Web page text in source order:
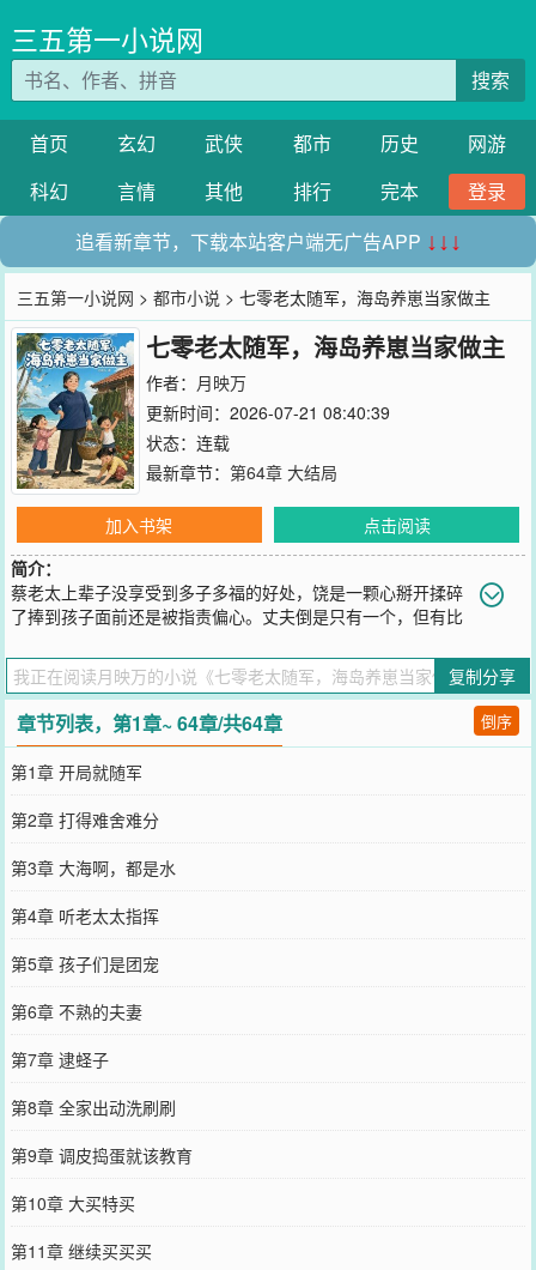
三五第一小说网
搜索
首页 玄幻 武侠 都市 历史
网游
科幻
言情 其他 排行 完本
登录
追看新章节，下载本站客户端无广告APP ↓↓↓
三五第一小说网 >都市小说 > 七零老太随军，海岛养崽当家做主
七零老太随军，海岛养崽当家做主
作者： 月映万
更新时间：2026-07-21 08:40:39
状态：连载
最新章节： 第64章 大结局
加入书架
点击阅读
简介：
蔡老太上辈子没享受到多子多福的好处，饶是一颗心掰开揉碎
了捧到孩子面前还是被指责偏心。丈夫倒是只有一个，但有比
母啊！蔡老太不再雨露均沾，押宝大儿子随迁海岛。闲时养养幼崽，
赶赶海，种种地。糟老头子也一边去，伺候男人不如建设祖国。忙时
两眼一睁就是干啊，拼搏啊，奋斗啊渐渐好像有哪里不对？咦，本已
经离了心的其他孩子哭唧唧的求原谅呦，靠着上辈子的记忆，小老太
一个不留神成了建设海岛主力军，名声都传到首都啦~这辈子，换个活
法的蔡老太舒坦了。
您要是觉得《 七零老太随军，海岛养崽当家做主
忘记向您QQ群和微博微信里的朋友推荐哦！
复制分享
章节列表，第1章~ 64章/共64章 倒序
第1章 开局就随军
第2章 打得难舍难分
第3章 大海啊，都是水
第4章 听老太太指挥
第5章 孩子们是团宠
第6章 不熟的夫妻
第7章 逮蛏子
第8章 全家出动洗刷刷
第9章 调皮捣蛋就该教育
第10章 大买特买
第11章 继续买买买